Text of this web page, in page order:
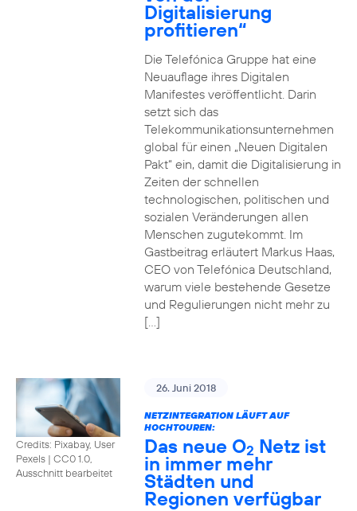
Digitalisierung
profitieren“
Die Telefónica Gruppe hat eine
Neuauflage ihres Digitalen
Manifestes veröffentlicht. Darin
setzt sich das
Telekommunikationsunternehmen
global für einen „Neuen Digitalen
Pakt“ ein, damit die Digitalisierung in
Zeiten der schnellen
technologischen, politischen und
sozialen Veränderungen allen
Menschen zugutekommt. Im
Gastbeitrag erläutert Markus Haas,
CEO von Telefónica Deutschland,
warum viele bestehende Gesetze
und Regulierungen nicht mehr zu
[…]
Credits: Pixabay, User
Pexels | CC0 1.0,
Ausschnitt bearbeitet
26. Juni 2018
NETZINTEGRATION LÄUFT AUF
HOCHTOUREN:
Das neue O2 Netz ist
in immer mehr
Städten und
Regionen verfügbar